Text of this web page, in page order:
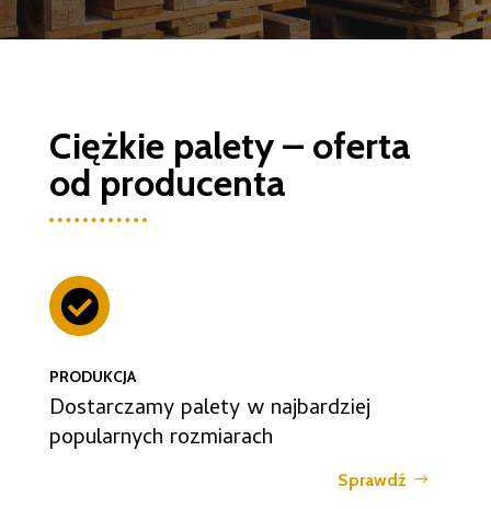
Ciężkie palety – oferta
od producenta

PRODUKCJA
Dostarczamy palety w najbardziej
popularnych rozmiarach
Sprawdź